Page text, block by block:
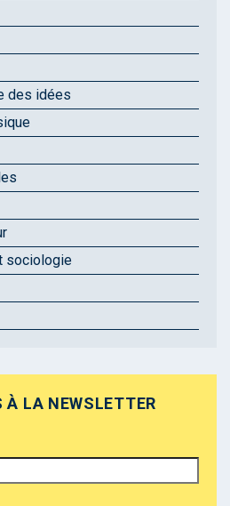
des idées
sociologie
LA NEWSLETTER